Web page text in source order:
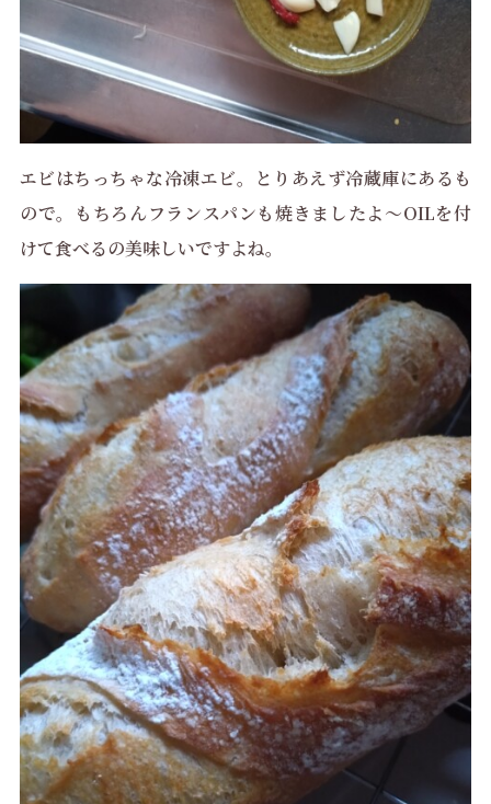
エビはちっちゃな冷凍エビ。とりあえず冷蔵庫にあるも
ので。もちろんフランスパンも焼きましたよ〜OILを付
けて食べるの美味しいですよね。